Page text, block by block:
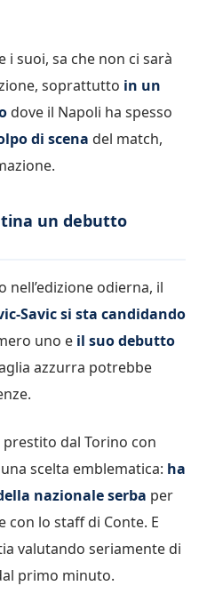
suoi, sa che non ci sarà
soprattutto in un
dove il Napoli ha spesso
di scena del match,
un debutto
odierna, il
Savic si sta candidando
uno e il suo debutto
azzurra potrebbe
dal Torino con
scelta emblematica: ha
nazionale serba per
con lo staff di Conte. E
valutando seriamente di
primo minuto.